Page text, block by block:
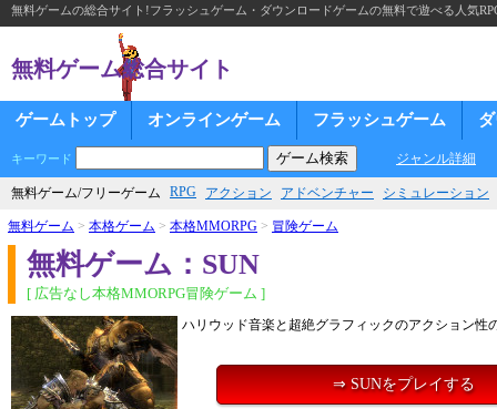
無料ゲームの総合サイト!フラッシュゲーム・ダウンロードゲームの無料で遊べる人気
無料ゲーム総合サイト
ゲームトップ オンラインゲーム フラッシュゲーム
キーワード ジャンル詳細
無料ゲーム/フリーゲーム RPG アクション アドベンチャー シミュレーション
無料ゲーム > 本格ゲーム > 本格MMORPG > 冒険ゲーム
無料ゲーム：SUN
[ 広告なし本格MMORPG冒険ゲーム ]
ハリウッド音楽と超絶グラフィックのアクション性
⇒ SUNをプレイする